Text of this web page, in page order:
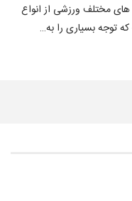
مختلف ورزشی از انواع
توجه بسیاری را به…